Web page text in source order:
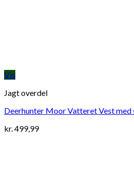
Vis
Jagt overdel
Deerhunter Moor Vatteret Vest
kr.499,99